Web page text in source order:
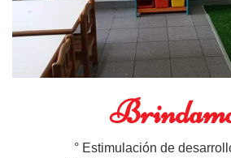
° Estimulación de